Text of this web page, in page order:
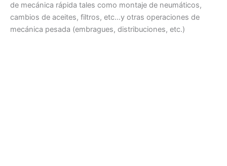
de mecánica rápida tales como montaje de neumáticos,
cambios de aceites, filtros, etc…y otras operaciones de
mecánica pesada (embragues, distribuciones, etc.)